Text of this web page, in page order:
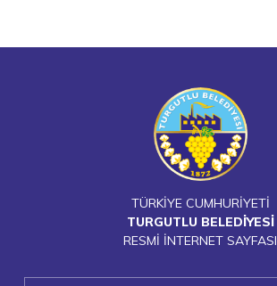
TÜRKİYE CUMHURİYETİ
TURGUTLU BELEDİYESİ
RESMİ İNTERNET SAYFASI